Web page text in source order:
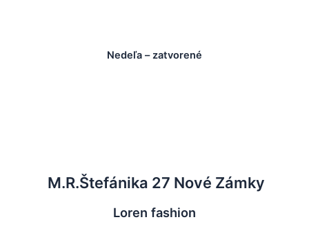
Nedeľa – zatvorené
M.R.Štefánika 27 Nové Zámky
Loren fashion